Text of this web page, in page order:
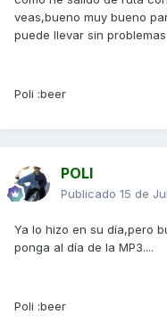
veas,bueno muy bueno
puede llevar sin problemas
Poli :beer
POLI
Publicado 15 de
Ya lo hizo en su día,pero
ponga al día de la MP3....
Poli :beer